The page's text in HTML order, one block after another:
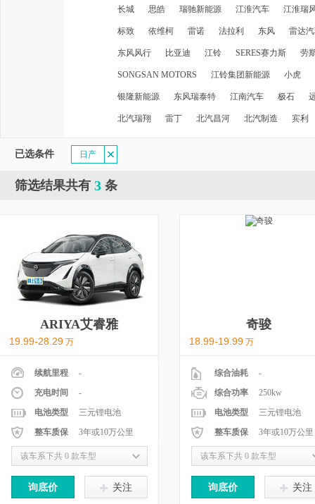
长城 思皓 瑞驰新能源 江淮汽车 江淮瑞
标致 依维柯 雷诺 法拉利 东风 雷达
东风风行 比亚迪 江铃 SERES赛力斯 劳
SONGSAN MOTORS 江铃集团新能源 小虎
银隆新能源 东风瑞泰特 江南汽车 极石
北汽瑞翔 雷丁 北汽昌河 北汽制造 宾利
已选条件 日产
筛选结果共有 3 条
ARIYA艾睿雅
19.99-28.29 万
续航里程
-
充电时间
-
电池类型
三元锂电池
整车质保
3年或10万公里
该车系下共 0 款车型
询底价 关注
奇骏
18.99-19.99 万
综合油耗
-
综合功率
250kw
电池类型
三元锂电池
整车质保
3年或10万公里
该车系下共 0 款车型
询底价 关注